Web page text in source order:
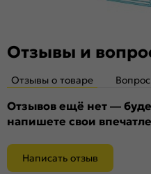
Отзывы и
Отзывы о товаре
Отзывов ещё нет —
напишете свои
Написать отзыв